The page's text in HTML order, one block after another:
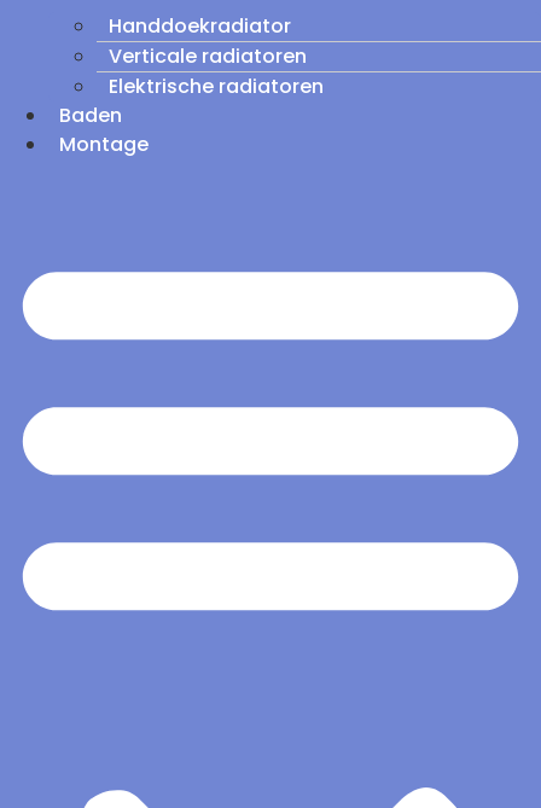
Handdoekradiator
Verticale radiatoren
Elektrische radiatoren
Baden
Montage